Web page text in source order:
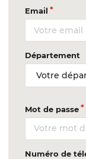
Email
Département
Mot de passe
Numéro de